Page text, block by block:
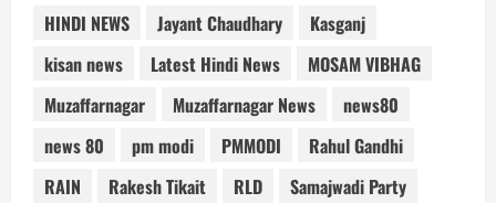
HINDI NEWS
Jayant Chaudhary
Kasganj
kisan news
Latest Hindi News
MOSAM VIBHAG
Muzaffarnagar
Muzaffarnagar News
news80
news 80
pm modi PMMODI
Rahul Gandhi
RAIN
Rakesh Tikait RLD
Samajwadi Party